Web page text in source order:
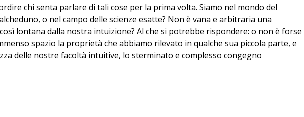
chi senta parlare di tali cose per la prima volta. Siamo nel mondo del
o nel campo delle scienze esatte? Non è vana e arbitraria una
lontana dalla nostra intuizione? Al che si potrebbe rispondere: o non è forse
spazio la proprietà che abbiamo rilevato in qualche sua piccola parte, e
delle nostre facoltà intuitive, lo sterminato e complesso congegno